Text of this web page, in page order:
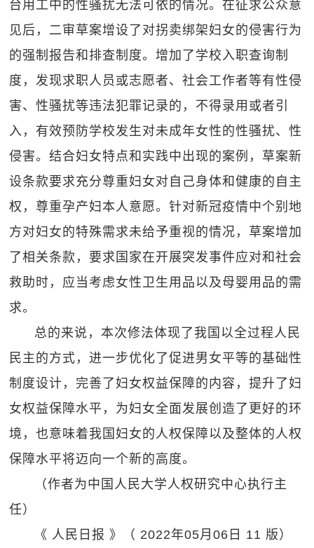
台用工中的性骚扰无法可依的情况。在征求公众意
见后，二审草案增设了对拐卖绑架妇女的侵害行为
的强制报告和排查制度。增加了学校入职查询制
度，发现求职人员或志愿者、社会工作者等有性侵
害、性骚扰等违法犯罪记录的，不得录用或者引
入，有效预防学校发生对未成年女性的性骚扰、性
侵害。结合妇女特点和实践中出现的案例，草案新
设条款要求充分尊重妇女对自己身体和健康的自主
权，尊重孕产妇本人意愿。针对新冠疫情中个别地
方对妇女的特殊需求未给予重视的情况，草案增加
了相关条款，要求国家在开展突发事件应对和社会
救助时，应当考虑女性卫生用品以及母婴用品的需
求。
总的来说，本次修法体现了我国以全过程人民
民主的方式，进一步优化了促进男女平等的基础性
制度设计，完善了妇女权益保障的内容，提升了妇
女权益保障水平，为妇女全面发展创造了更好的环
境，也意味着我国妇女的人权保障以及整体的人权
保障水平将迈向一个新的高度。
（作者为中国人民大学人权研究中心执行主
任）
《 人民日报 》（ 2022年05月06日 11 版）